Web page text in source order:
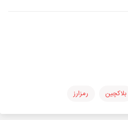
بلاکچین رمزارز